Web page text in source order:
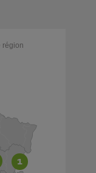
région
1